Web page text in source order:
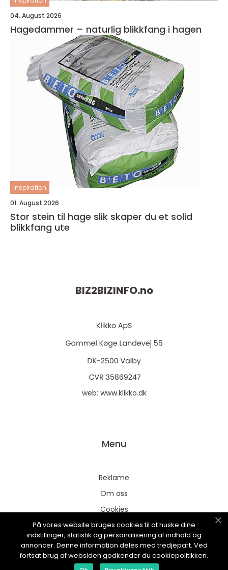
04. August 2026
Hagedammer – naturlig blikkfang i hagen
inspiration
01. August 2026
Stor stein til hage slik skaper du et solid
blikkfang ute
BIZ2BIZINFO.no
web: www.klikko.dk
Menu
Reklame
Om oss
Cookies
Kontakt Oss
Sitemap
På vores website bruges cookies til at huske dine
indstillinger, statistik og personalisering af indhold og
annoncer. Denne information deles med tredjepart. Ved
fortsat brug af websiden godkender du cookiepolitikken.